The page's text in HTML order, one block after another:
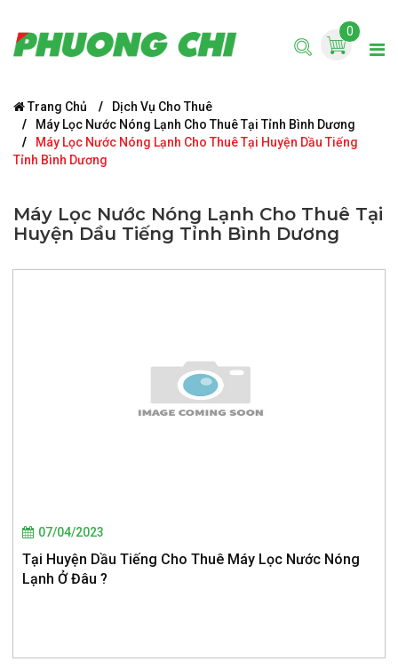
0
Trang Chủ
Dịch Vụ Cho Thuê
Máy Lọc Nước Nóng Lạnh Cho Thuê Tại Tỉnh Bình Dương
Máy Lọc Nước Nóng Lạnh Cho Thuê Tại Huyện Dầu Tiếng
Tỉnh Bình Dương
Máy Lọc Nước Nóng Lạnh Cho Thuê Tại
Huyện Dầu Tiếng Tỉnh Bình Dương
07/04/2023
Tại Huyện Dầu Tiếng Cho Thuê Máy Lọc Nước Nóng
Lạnh Ở Đâu ?